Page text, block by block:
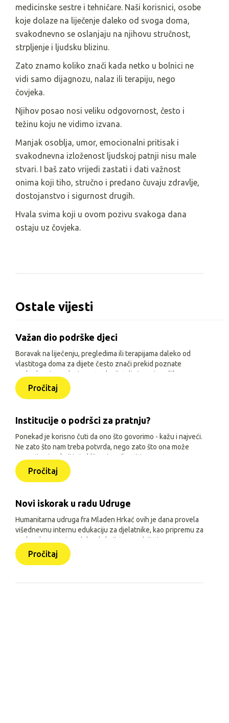
medicinske sestre i tehničare. Naši korisnici, osobe
koje dolaze na liječenje daleko od svoga doma,
svakodnevno se oslanjaju na njihovu stručnost,
strpljenje i ljudsku blizinu.
Zato znamo koliko znači kada netko u bolnici ne
vidi samo dijagnozu, nalaz ili terapiju, nego
čovjeka.
Njihov posao nosi veliku odgovornost, često i
težinu koju ne vidimo izvana.
Manjak osoblja, umor, emocionalni pritisak i
svakodnevna izloženost ljudskoj patnji nisu male
stvari. I baš zato vrijedi zastati i dati važnost
onima koji tiho, stručno i predano čuvaju zdravlje,
dostojanstvo i sigurnost drugih.
Hvala svima koji u ovom pozivu svakoga dana
ostaju uz čovjeka.
Ostale vijesti
Važan dio podrške djeci
Boravak na liječenju, pregledima ili terapijama daleko od
vlastitoga doma za dijete često znači prekid poznate
svakodnevice, odvojenost od prijatelja i manje prilika za
igru, učenje i druženje. Zato je, uz siguran smještaj i
osnovne životne uvjete, važno djeci omogućiti sadržaje
Pročitaj
Institucije o podršci za pratnju?
Ponekad je korisno čuti da ono što govorimo - kažu i najveći.
Ne zato što nam treba potvrda, nego zato što ona može
pomoći onima koji još oklijevaju prihvatiti pomoć.
Pročitaj
Novi iskorak u radu Udruge
Humanitarna udruga fra Mladen Hrkać ovih je dana provela
višednevnu internu edukaciju za djelatnike, kao pripremu za
prelazak na novi model rada koji će se odvijati uz pomoć
triju aplikacija: Pomozimo zajedno (javna), HUMH HUB i
HUMH GO (obje interne).
Pročitaj